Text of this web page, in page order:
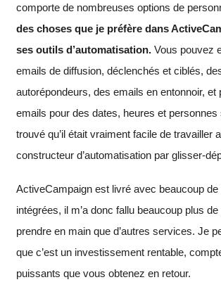
comporte de nombreuses options de
des choses que je préfère dans
ses outils d’automatisation. Vous pouvez
emails de diffusion, déclenchés et ciblés,
autorépondeurs, des emails en entonnoir, et
emails pour des dates, heures et personnes
trouvé qu’il était vraiment facile de travailler
constructeur d’automatisation par glisser-
ActiveCampaign est livré avec beaucoup de
intégrées, il m’a donc fallu beaucoup plus
prendre en main que d’autres services. Je
que c’est un investissement rentable,
puissants que vous obtenez en retour.